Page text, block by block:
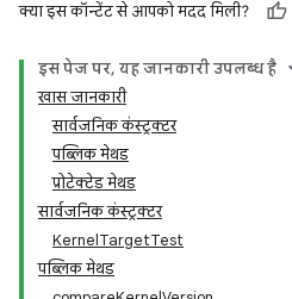
क्या इस कॉन्टेंट से आपको मदद मिली?
इस पेज पर, यह जानकारी उपलब्ध है
खास जानकारी
सार्वजनिक कंस्ट्रक्टर
पब्लिक मेथड
प्रोटेक्टेड मेथड
सार्वजनिक कंस्ट्रक्टर
KernelTargetTest
पब्लिक मेथड